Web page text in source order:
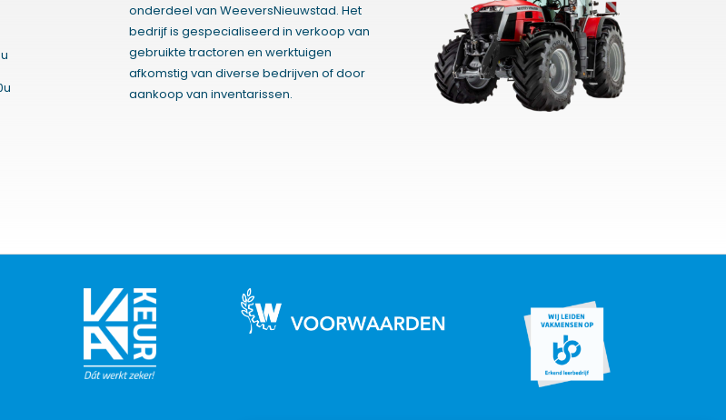
onderdeel van WeeversNieuwstad. Het
bedrijf is gespecialiseerd in verkoop van
gebruikte tractoren en werktuigen
afkomstig van diverse bedrijven of door
aankoop van inventarissen.